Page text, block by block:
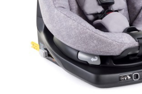
Lenjerii patut 140 x 70 cm
Lenjerie patuturi tineret
Baldachin patut
Paturici copii
Perne copii si mamici
Biciclete fara pedale
Masinute fara pedale
Karturi si masinute cu pedale
Role copii si adulti
Masinute si motociclete electrice
Alte Sporturi
Mingi fitness si medicinale
Scara antrenament
Termometre copii si bebe